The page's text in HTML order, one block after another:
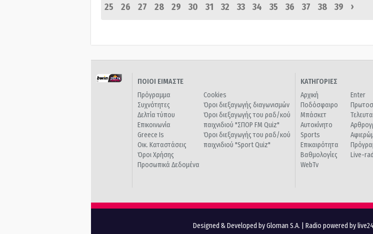
25
26 27 28 29 30 31 32 33 34 35 36 37 38 39 ›
ΠΟΙΟΙ ΕΙΜΑΣΤΕ
Πρόγραμμα
Συχνότητες
Δελτία τύπου
Επικοινωνία
Greece Is
Οικ. Καταστάσεις
Όροι Χρήσης
Προσωπικά Δεδομένα
Cookies
Όροι διεξαγωγής διαγωνισμών
Όροι διεξαγωγής του ραδ/κού
παιχνιδιού "ΣΠΟΡ FM Quiz"
Όροι διεξαγωγής του ραδ/κού
παιχνιδιού "Sport Quiz"
ΚΑΤΗΓΟΡΙΕΣ
Αρχική
Ποδόσφαιρο
Μπάσκετ
Αυτοκίνητο
Sports
Επικαιρότητα
Βαθμολογίες
WebTv
Enter
Live-
Designed & Developed by Gloman S.A. Radio powered by